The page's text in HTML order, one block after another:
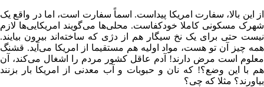
از این ‌بالا، سفارت امریکا پیداست. اسماً سفارت است، اما در واقع یک
شهرک مسکونی کاملا خودکفاست. محلی‌ها می‌گویند امریکایی‌ها لازم
نیست حتی برای یک نخ سیگار هم از دژی که ساخته‌اند بیرون بیایند.
همه چیز آن تو هست، مواد اولیه هم مستقیما از امریکا می‌آید. قشنگ
معلوم است مرض دارند! آدم عاقل کشور مردم را اشغال می‌کند، آن
هم با این وضع؟! که نان و حبوبات و آب معدنی از امریکا بار بزنند
بیاورند؟ مثلا که چی؟